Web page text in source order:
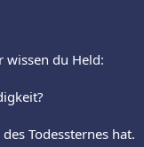
wissen du Held:
Todessternes hat.